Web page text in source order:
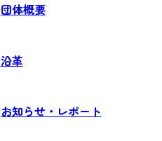
団体概要
沿革
お知らせ・レポート